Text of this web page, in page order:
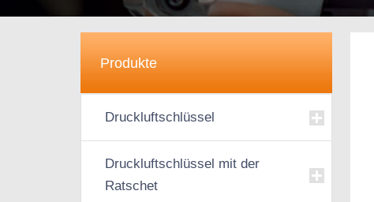
Produkte
Druckluftschlüssel
Druckluftschlüssel mit der
Ratschet